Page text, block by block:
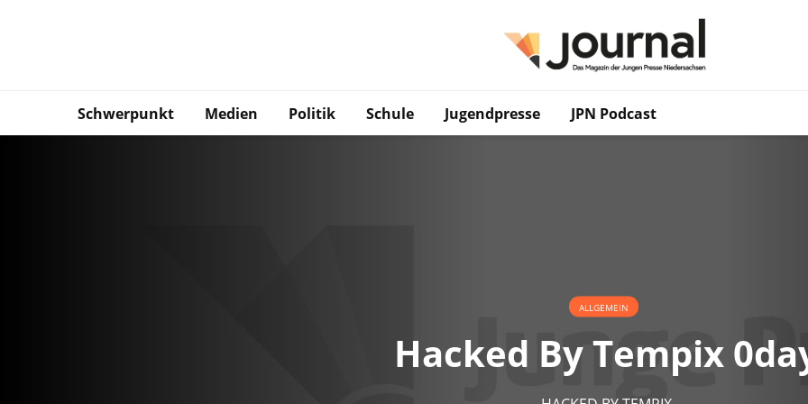
Schwerpunkt Medien Politik Schule Jugendpresse JPN Podcast
ALLGEMEIN
Hacked By Tempix